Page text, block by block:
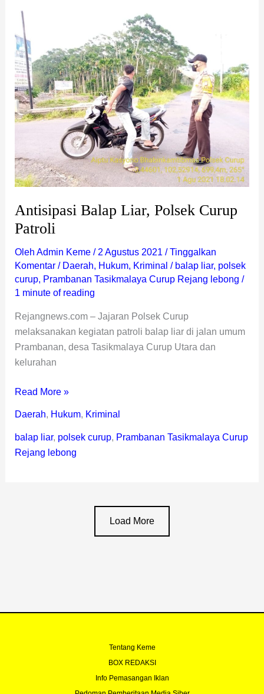
Antisipasi Balap Liar, Polsek Curup
Patroli
Oleh Admin Keme / 2 Agustus 2021 /Tinggalkan
Komentar / Daerah, Hukum, Kriminal / balap liar, polsek
curup, Prambanan Tasikmalaya Curup Rejang lebong /
1 minute of reading
Rejangnews.com – Jajaran Polsek Curup
melaksanakan kegiatan patroli balap liar di jalan umum
Prambanan, desa Tasikmalaya Curup Utara dan
kelurahan
Antisipasi
Balap
Liar,
Polsek
Curup
Patroli
Read More »
Daerah, Hukum, Kriminal
balap liar, polsek curup, Prambanan Tasikmalaya Curup
Rejang lebong
Load More
Tentang Keme
BOX REDAKSI
Info Pemasangan Iklan